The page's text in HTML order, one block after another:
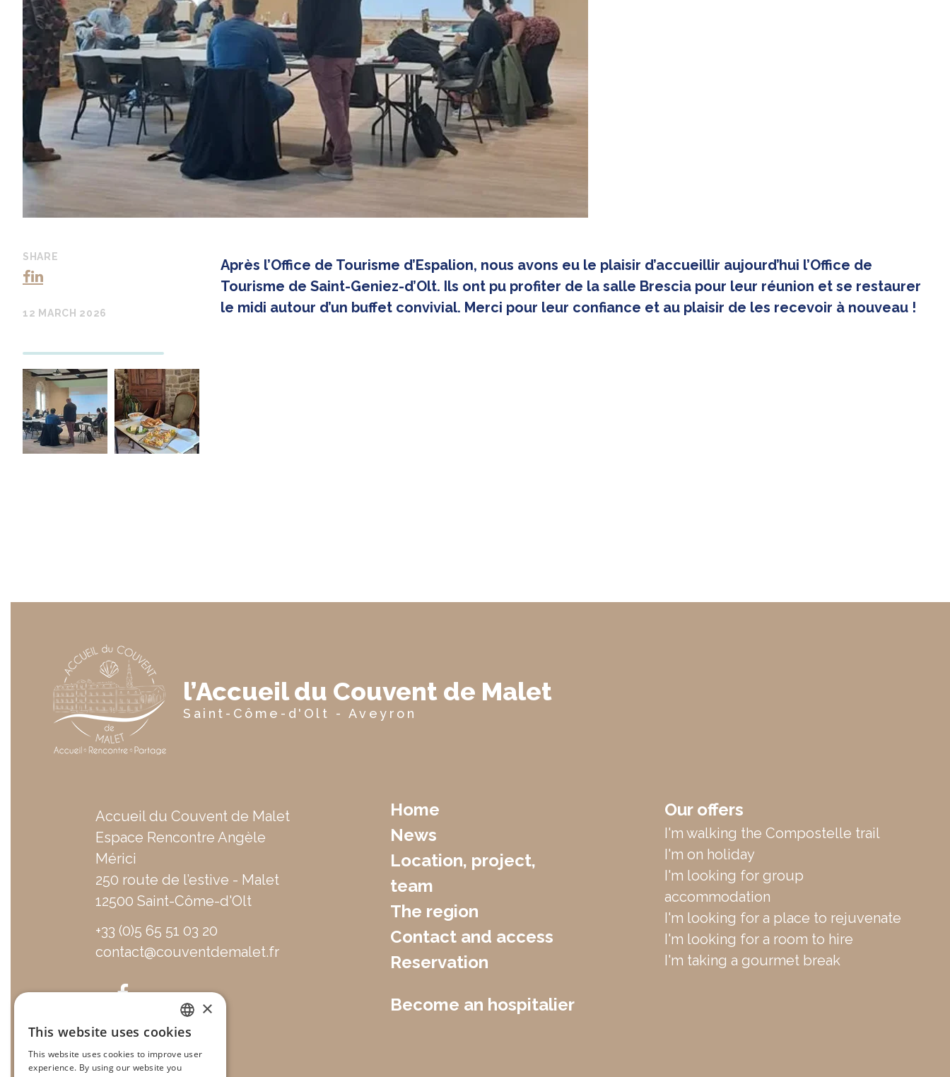
Après l’Office de Tourisme d’Espalion, nous avons eu le plaisir d’accueillir aujourd’hui l’Office de
Tourisme de Saint-Geniez-d’Olt. Ils ont pu profiter de la salle Brescia pour leur réunion et se restaurer
le midi autour d’un buffet convivial. Merci pour leur confiance et au plaisir de les recevoir à nouveau !
SHARE
12 MARCH 2026
l’Accueil du Couvent de Malet
Saint-Côme-d'Olt - Aveyron
Accueil du Couvent de Malet
Espace Rencontre Angèle
Mérici
250 route de l’estive - Malet
12500 Saint-Côme-d'Olt
+33 (0)5 65 51 03 20
contact@couventdemalet.fr
Home
News
Location, project,
team
The region
Contact and access
Reservation
Become an hospitalier
Our offers
I'm walking the Compostelle trail
I'm on holiday
I'm looking for group
accommodation
I'm looking for a place to rejuvenate
I'm looking for a room to hire
I'm taking a gourmet break
FRENCH
×
This website uses cookies
This website uses cookies to improve user
experience. By using our website you